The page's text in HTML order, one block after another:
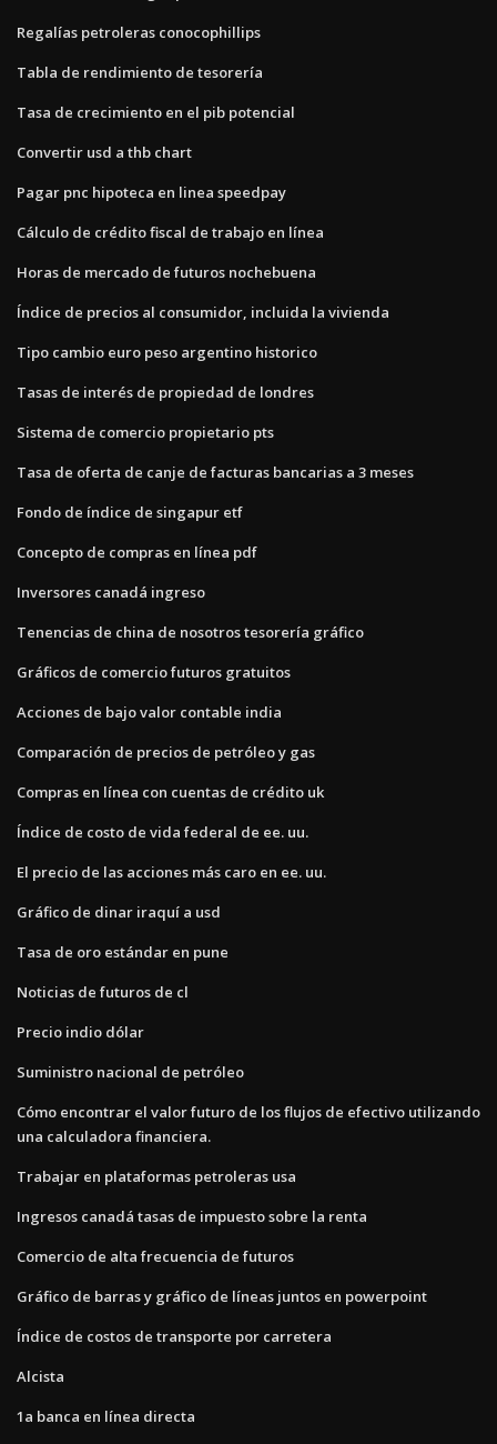
Regalías petroleras conocophillips
Tabla de rendimiento de tesorería
Tasa de crecimiento en el pib potencial
Convertir usd a thb chart
Pagar pnc hipoteca en linea speedpay
Cálculo de crédito fiscal de trabajo en línea
Horas de mercado de futuros nochebuena
Índice de precios al consumidor, incluida la vivienda
Tipo cambio euro peso argentino historico
Tasas de interés de propiedad de londres
Sistema de comercio propietario pts
Tasa de oferta de canje de facturas bancarias a 3 meses
Fondo de índice de singapur etf
Concepto de compras en línea pdf
Inversores canadá ingreso
Tenencias de china de nosotros tesorería gráfico
Gráficos de comercio futuros gratuitos
Acciones de bajo valor contable india
Comparación de precios de petróleo y gas
Compras en línea con cuentas de crédito uk
Índice de costo de vida federal de ee. uu.
El precio de las acciones más caro en ee. uu.
Gráfico de dinar iraquí a usd
Tasa de oro estándar en pune
Noticias de futuros de cl
Precio indio dólar
Suministro nacional de petróleo
Cómo encontrar el valor futuro de los flujos de efectivo utilizando
una calculadora financiera.
Trabajar en plataformas petroleras usa
Ingresos canadá tasas de impuesto sobre la renta
Comercio de alta frecuencia de futuros
Gráfico de barras y gráfico de líneas juntos en powerpoint
Índice de costos de transporte por carretera
Alcista
1a banca en línea directa